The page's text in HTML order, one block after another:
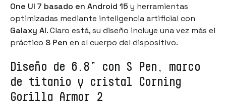
One UI 7 basado en Android 15 y herramientas
optimizadas mediante inteligencia artificial con
Galaxy AI. Claro está, su diseño incluye una vez más el
práctico S Pen en el cuerpo del dispositivo.
Diseño de 6.8” con S Pen, marco
de titanio y cristal Corning
Gorilla Armor 2